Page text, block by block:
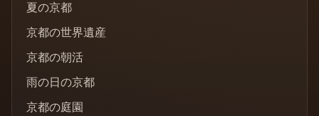
夏の京都
京都の世界遺産
京都の朝活
雨の日の京都
京都の庭園